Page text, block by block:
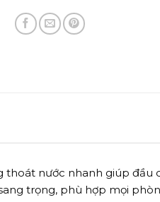
nước nhanh giúp đầu
trọng, phù hợp mọi